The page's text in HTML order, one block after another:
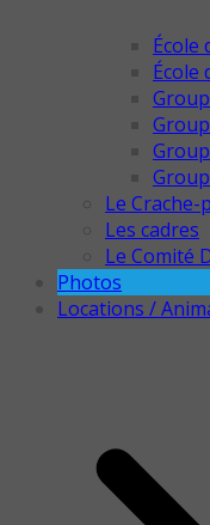
École
École
Le Crache-
Les cadres
Le Comité
Photos
Locations /